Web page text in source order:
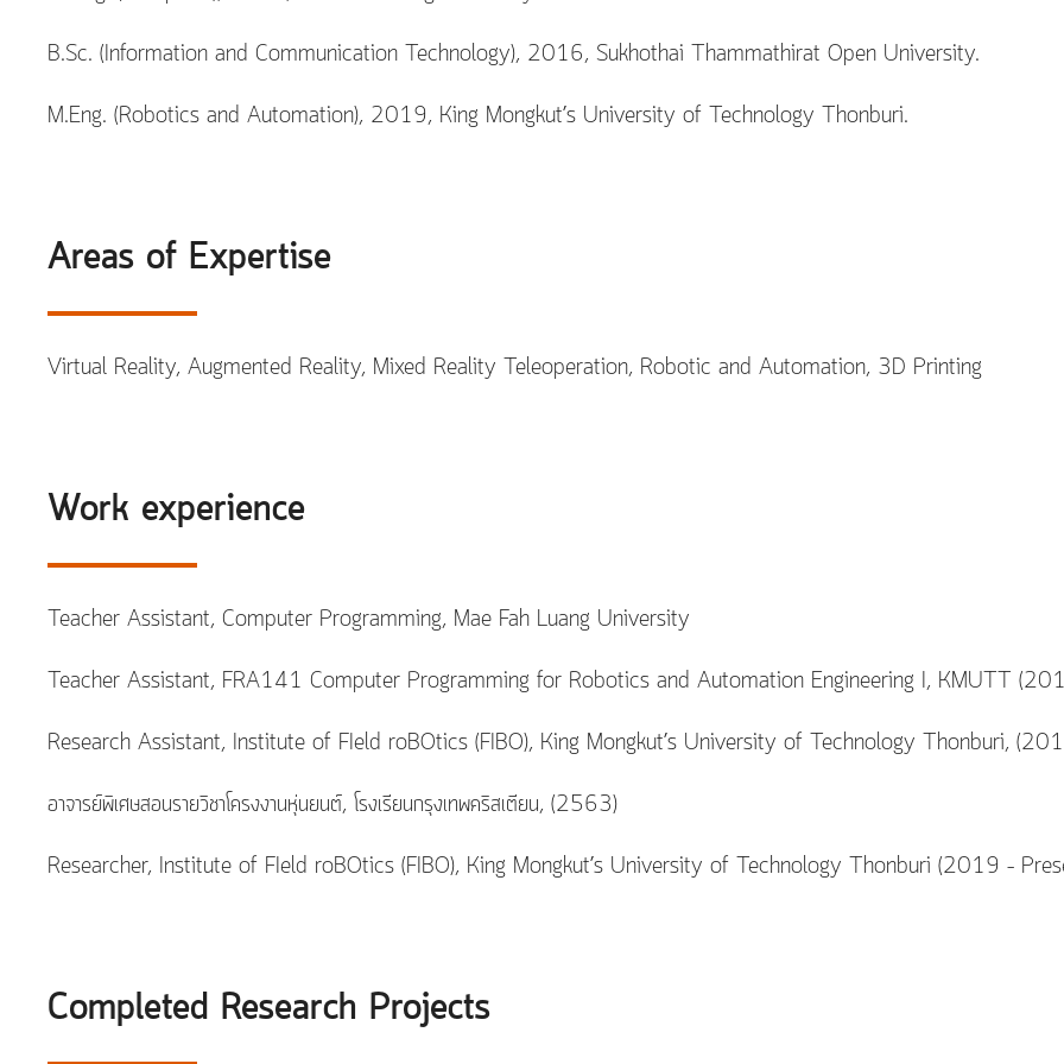
B.Sc. (Information and Communication Technology), 2016, Sukhothai Thammathirat Open University.
M.Eng. (Robotics and Automation), 2019, King Mongkut’s University of Technology Thonburi.
Areas of Expertise
Virtual Reality, Augmented Reality, Mixed Reality Teleoperation, Robotic and Automation, 3D Printing
Work experience
Teacher Assistant, Computer Programming, Mae Fah Luang University
Teacher Assistant, FRA141 Computer Programming for Robotics and Automation Engineering I, KMUTT
Research Assistant, Institute of FIeld roBOtics (FIBO), King Mongkut’s University of Technology Thonburi,
อาจารย์พิเศษสอนรายวิชาโครงงานหุ่นยนต์, โรงเรียนกรุงเทพคริสเตียน, (2563)
Researcher, Institute of FIeld roBOtics (FIBO), King Mongkut’s University of Technology Thonburi (2019 –
Completed Research Projects